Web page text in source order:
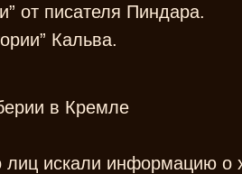
от писателя Пиндара.
Кальва.
в Кремле
лиц искали информацию о